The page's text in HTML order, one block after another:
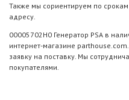
Также мы сориентируем по
адресу.
00005702H0 Генератор PSA в
интернет-магазине
заявку на поставку. Мы
покупателями.